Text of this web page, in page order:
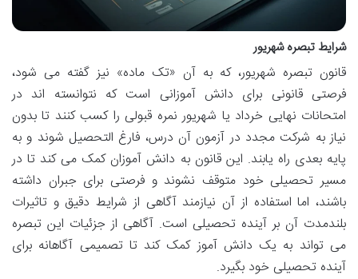
شرایط تبصره شهریور
قانون تبصره شهریور، که به آن «تک ماده» نیز گفته می شود،
فرصتی قانونی برای دانش آموزانی است که نتوانسته اند در
امتحانات نهایی خرداد یا شهریور نمره قبولی را کسب کنند تا بدون
نیاز به شرکت مجدد در آزمون آن درس، فارغ التحصیل شوند و به
پایه بعدی راه یابند. این قانون به دانش آموزان کمک می کند تا در
مسیر تحصیلی خود متوقف نشوند و فرصتی برای جبران داشته
باشند، اما استفاده از آن نیازمند آگاهی از شرایط دقیق و تاثیرات
بلندمدت آن بر آینده تحصیلی است. آگاهی از جزئیات این تبصره
می تواند به یک دانش آموز کمک کند تا تصمیمی آگاهانه برای
آینده تحصیلی خود بگیرد.